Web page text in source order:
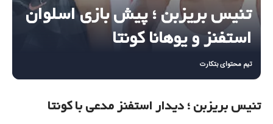
تنیس بریزبن ؛ پیش بازی اسلوان
استفنز و یوهانا کونتا
تیم محتوای بتکارت
تنیس بریزبن ؛ دیدار استفنز مدعی با کونتا